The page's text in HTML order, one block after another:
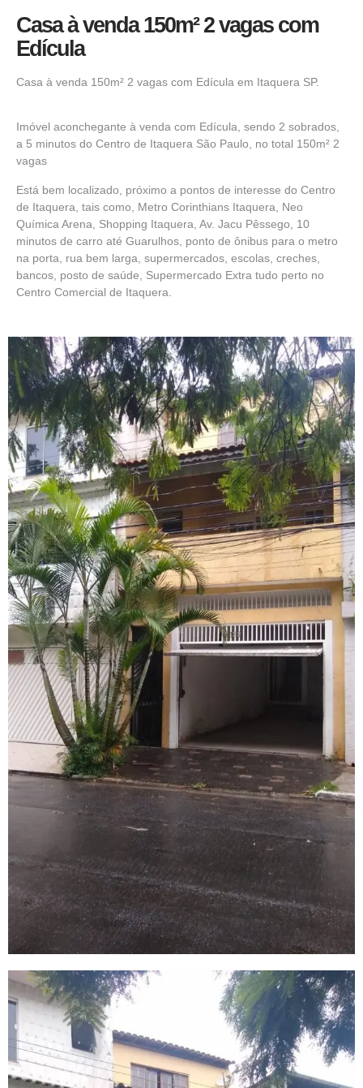
Casa à venda 150m² 2 vagas com
Edícula
Casa à venda 150m² 2 vagas com Edícula em Itaquera SP.
Imóvel aconchegante à venda com Edícula, sendo 2 sobrados,
a 5 minutos do Centro de Itaquera São Paulo, no total 150m² 2
vagas
Está bem localizado, próximo a pontos de interesse do Centro
de Itaquera, tais como, Metro Corinthians Itaquera, Neo
Química Arena, Shopping Itaquera, Av. Jacu Pêssego, 10
minutos de carro até Guarulhos, ponto de ônibus para o metro
na porta, rua bem larga, supermercados, escolas, creches,
bancos, posto de saúde, Supermercado Extra tudo perto no
Centro Comercial de Itaquera.